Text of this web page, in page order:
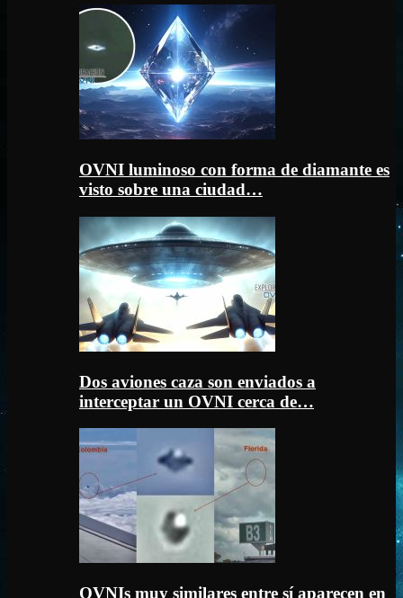
OVNI luminoso con forma de diamante es
visto sobre una ciudad…
Dos aviones caza son enviados a
interceptar un OVNI cerca de…
OVNIs muy similares entre sí aparecen en